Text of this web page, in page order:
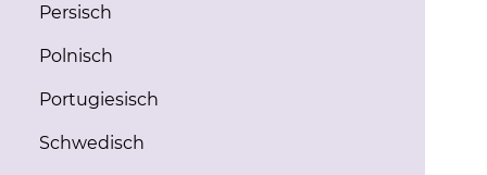
Persisch
Polnisch
Portugiesisch
Schwedisch